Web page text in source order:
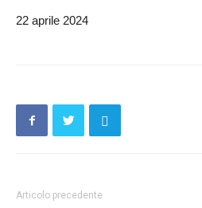
22 aprile 2024
Articolo precedente